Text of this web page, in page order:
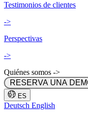
Testimonios de clientes
->
Perspectivas
->
Quiénes somos ->
ES
Deutsch English